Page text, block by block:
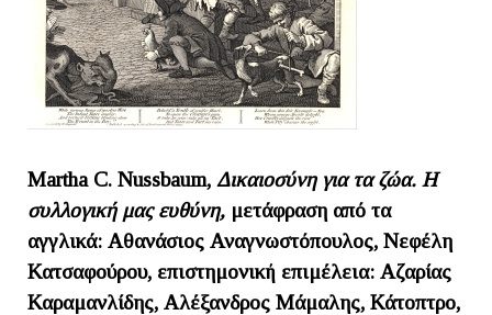
Martha C. Nussbaum, Δικαιοσύνη για τα ζώα. Η
συλλογική μας ευθύνη, μετάφραση από τα
αγγλικά: Αθανάσιος Αναγνωστόπουλος, Νεφέλη
Κατσαφούρου, επιστημονική επιμέλεια: Αζαρίας
Καραμανλίδης, Αλέξανδρος Μάμαλης, Κάτοπτρο,